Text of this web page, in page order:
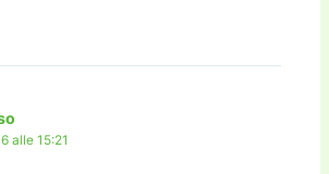
alle 15:21